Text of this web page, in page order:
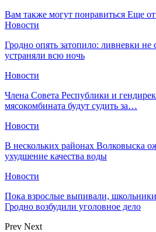
Вам также могут понравиться Еще от
Новости
Гродно опять затопило: ливневки не
устраняли всю ночь
Новости
Члена Совета Республики и
мясокомбината будут судить за…
Новости
В нескольких районах Волковыска
ухудшение качества воды
Новости
Пока взрослые выпивали,
Гродно возбудили уголовное дело
Prev Next